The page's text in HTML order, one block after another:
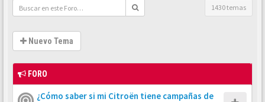
1430 temas
Nuevo Tema
FORO
¿Cómo saber si mi Citroën tiene campañas de